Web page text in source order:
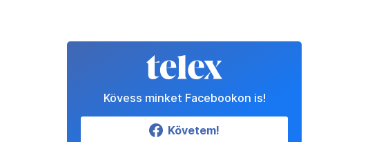
Kövess minket Facebookon is!
Követem!